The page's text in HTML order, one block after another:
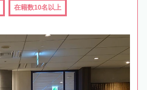
在籍数10名以上